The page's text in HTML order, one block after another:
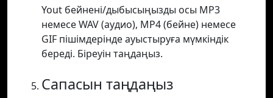
Yout бейнені/дыбысыңызды осы MP3
немесе WAV (аудио), MP4 (бейне) немесе
GIF пішімдерінде ауыстыруға мүмкіндік
береді. Біреуін таңдаңыз.
Сапасын таңдаңыз